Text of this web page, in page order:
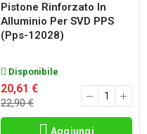
Pistone Rinforzato In
Alluminio Per SVD PPS
(pps-12028)
Disponibile
20,61 €
22,90 €
Aggiungi